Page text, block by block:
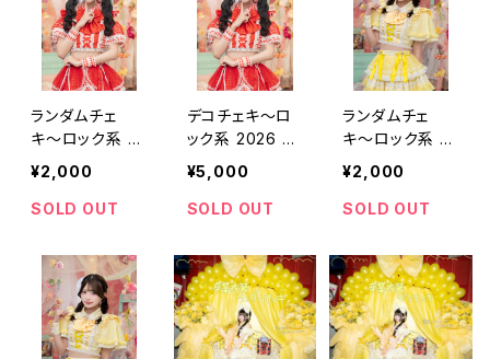
ランダムチェ
キ〜ロック系 2
026 ver.～【神
楽 いのり】
¥2,000
SOLD OUT
デコチェキ〜ロ
ック系 2026 ve
r.～【神楽 いの
り】
¥5,000
SOLD OUT
ランダムチェ
キ〜ロック系 2
026 ver.～【星
川 せれな】
¥2,000
SOLD OUT